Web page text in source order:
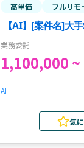
高単価 フルリモ
【AI】[案件名]大
アセット検討・企
業務委託
1,100,000
AI
気